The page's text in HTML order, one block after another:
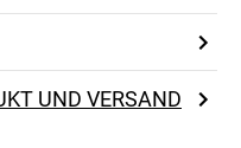
UND VERSAND